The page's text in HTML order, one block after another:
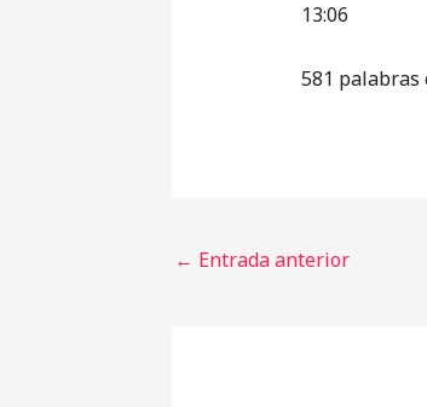
13:06
581 palabras
← Entrada anterior